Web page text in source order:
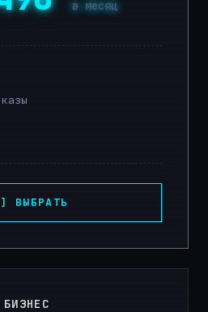
в месяц
ВЫБРАТЬ
БИЗНЕС